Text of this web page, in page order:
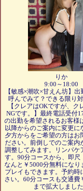
りか
9:00～18:00
【敏感×潮吹×甘えん坊】出
呼んでみて？できる限り対
【クレアはOKですが、ク
NGです。】最終電話受付
の出勤を希望されるお客様
以降からのご案内に変更に
夕方からをご希望の方はお
ださい。前倒しでのご案内
調整してみます。リンパケ
す。90分コースから、即尺
なんと￥5000分無料になり
プレイもできます。予約時
さい。60分コースも交通費
まで拡大しました